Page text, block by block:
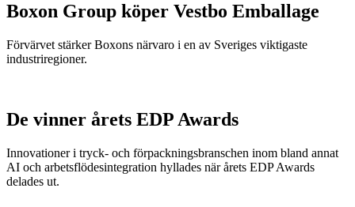
Boxon Group köper Vestbo Emballage
Förvärvet stärker Boxons närvaro i en av Sveriges viktigaste
industriregioner.
De vinner årets EDP Awards
Innovationer i tryck- och förpackningsbranschen inom bland annat
AI och arbetsflödesintegration hyllades när årets EDP Awards
delades ut.